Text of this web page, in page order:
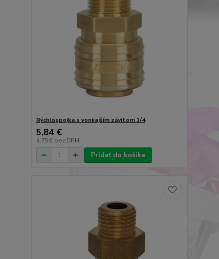
Rýchlospojka s vonkajším závitom 1/4
5,84 €
4,75 € bez DPH
Pridať do košíka